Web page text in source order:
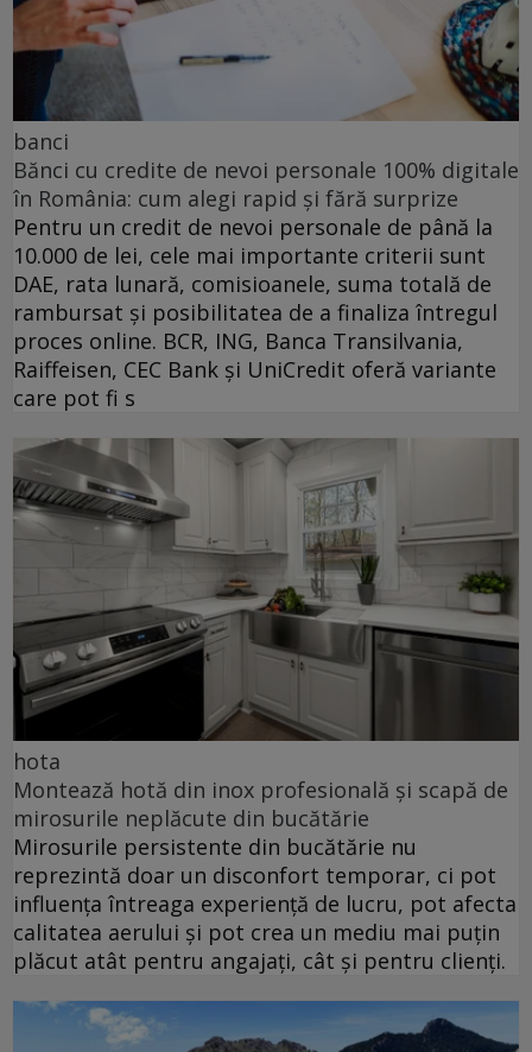
banci
Bănci cu credite de nevoi personale 100% digitale
în România: cum alegi rapid și fără surprize
Pentru un credit de nevoi personale de până la
10.000 de lei, cele mai importante criterii sunt
DAE, rata lunară, comisioanele, suma totală de
rambursat și posibilitatea de a finaliza întregul
proces online. BCR, ING, Banca Transilvania,
Raiffeisen, CEC Bank și UniCredit oferă variante
care pot fi s
hota
Montează hotă din inox profesională și scapă de
mirosurile neplăcute din bucătărie
Mirosurile persistente din bucătărie nu
reprezintă doar un disconfort temporar, ci pot
influența întreaga experiență de lucru, pot afecta
calitatea aerului și pot crea un mediu mai puțin
plăcut atât pentru angajați, cât și pentru clienți.